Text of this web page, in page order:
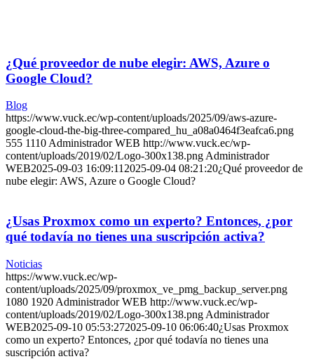
¿Qué proveedor de nube elegir: AWS, Azure o
Google Cloud?
Blog
https://www.vuck.ec/wp-content/uploads/2025/09/aws-azure-
google-cloud-the-big-three-compared_hu_a08a0464f3eafca6.png
555 1110Administrador WEB http://www.vuck.ec/wp-
content/uploads/2019/02/Logo-300x138.pngAdministrador
WEB2025-09-03 16:09:112025-09-04 08:21:20¿Qué proveedor de
nube elegir: AWS, Azure o Google Cloud?
¿Usas Proxmox como un experto? Entonces, ¿por
qué todavía no tienes una suscripción activa?
Noticias
https://www.vuck.ec/wp-
content/uploads/2025/09/proxmox_ve_pmg_backup_server.png
1080 1920 Administrador WEB http://www.vuck.ec/wp-
content/uploads/2019/02/Logo-300x138.png Administrador
WEB2025-09-10 05:53:272025-09-10 06:06:40¿Usas Proxmox
como un experto? Entonces, ¿por qué todavía no tienes una
suscripción activa?